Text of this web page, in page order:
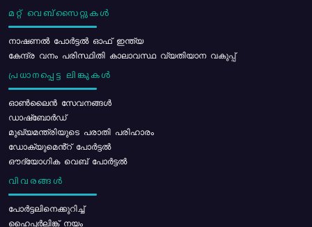
മറ്റ് വെബ്സൈറ്റുകൾ
നാഷണൽ പോർട്ടൽ ഓഫ് ഇന്ത്യ
കേന്ദ്ര വനം പരിസ്ഥിതി കാലാവസ്ഥ വ്യതിയാന വകുപ്പ്
പ്രധാനപ്പെട്ട ലിങ്കുകൾ
ഓൺലൈൻ സേവനങ്ങൾ
ഡാഷ്ബോർഡ്
മുഖ്യമന്ത്രിയുടെ പരാതി പരിഹാരം
ഡോക്യുമെൻ്റ് പോർട്ടൽ
ഔദ്യോഗിക വെബ് പോർട്ടൽ
വിവരങ്ങൾ
പോര്‍ട്ടലിനെക്കുറിച്ച്
ഹൈപ്പർലിങ്ക് നയം